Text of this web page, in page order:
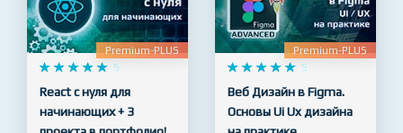
NEW
Premium-PLUS
    
     5
NEW
Premium-PLUS
    
     5